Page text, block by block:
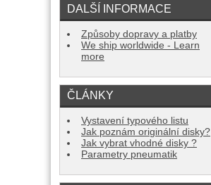
DALŠÍ INFORMACE
Způsoby dopravy a platby
We ship worldwide - Learn
more
ČLÁNKY
Vystavení typového listu
Jak poznám originální disky?
Jak vybrat vhodné disky ?
Parametry pneumatik